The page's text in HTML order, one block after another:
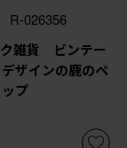
R-026356
ク雑貨 ビンテー
ザインの鹿のペ
プ